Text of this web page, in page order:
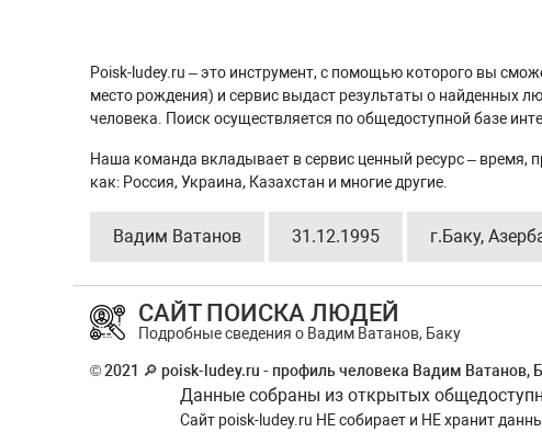
Poisk-ludey.ru – это инструмент, с помощью которого вы
место рождения) и сервис выдаст результаты о найденных
человека. Поиск осуществляется по общедоступной базе
Наша команда вкладывает в сервис ценный ресурс – время,
как: Россия, Украина, Казахстан и многие другие.
Вадим Ватанов 31.12.1995 г.Баку,
САЙТ ПОИСКА ЛЮДЕЙ
Подробные сведения о Вадим Ватанов, Баку
© 2021 🔎 poisk-ludey.ru - профиль человека Вадим Ватанов,
Данные собраны из открытых
Сайт poisk-ludey.ru НЕ собирает и НЕ хранит